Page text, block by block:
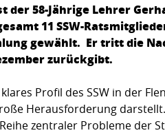
58-Jährige Lehrer
11 SSW-
gewählt. Er tritt die
zurückgibt.
Profil des SSW in der
Herausforderung
zentraler Probleme der